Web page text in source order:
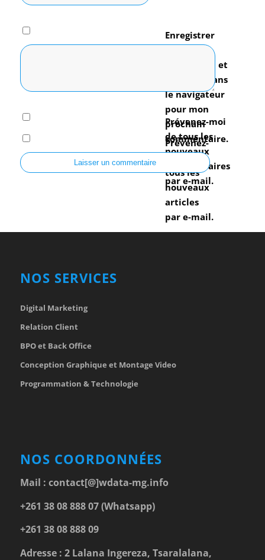
Enregistrer
mon nom,
mon e-mail et
mon site dans
le navigateur
pour mon
prochain
commentaire.
Prévenez-moi
de tous les
nouveaux
commentaires
par e-mail.
Prévenez-
tous les
nouveaux
articles
par e-mail.
NOS SERVICES
Digital Marketing
Relation Client
BPO et Back Office
Conception Graphique et Montage Video
Programmation & Technologie
NOS COORDONNÉES
Mail : contact[@]wdata-mg.info
+261 38 08 888 07 (Whatsapp)
+261 38 08 888 09
Adresse : 2 Lalana Ingereza, Tsaralalana,